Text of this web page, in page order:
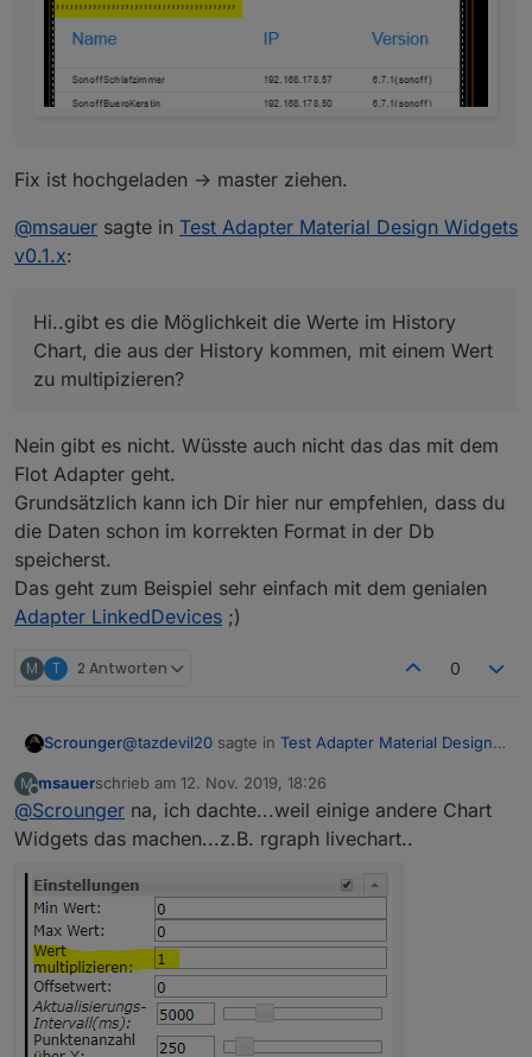
Fix ist hochgeladen -> master ziehen.
@msauer sagte in Test Adapter Material Design Widgets
v0.1.x:
Hi..gibt es die Möglichkeit die Werte im History
Chart, die aus der History kommen, mit einem Wert
zu multipizieren?
Nein gibt es nicht. Wüsste auch nicht das das mit dem
Flot Adapter geht.
Grundsätzlich kann ich Dir hier nur empfehlen, dass du
die Daten schon im korrekten Format in der Db
speicherst.
Das geht zum Beispiel sehr einfach mit dem genialen
Adapter LinkedDevices ;)
M T 2 Antworten 0
Scrounger@tazdevil20 sagte in Test Adapter Material Design
@
Scrounger
Diese hier (gelb markiert):
Fix ist hochgeladen -> master ziehen.
@msauersagte inTest Adapter Material Design
Widgets v0.1.x:
Hi..gibt es die Möglichkeit die Werte im History
Chart, die aus der History kommen, mit einem
Wert zu multipizieren?
Nein gibt es nicht. Wüsste auch nicht das das mit
dem Flot Adapter geht.
Grundsätzlich kann ich Dir hier nur empfehlen, dass
M
Offline
msauerschrieb am 12. Nov. 2019, 18:26
zuletzt editiert von
@Scrounger na, ich dachte...weil einige andere Chart
Widgets das machen...z.B. rgraph livechart..